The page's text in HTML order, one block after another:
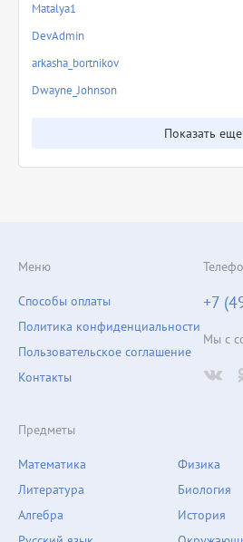
Matalya1
DevAdmin
arkasha_bortnikov
Dwayne_Johnson
Показать еще
Предметы
Математика
Литература
Алгебра
Физика
Биология
История
Меню
Способы оплаты
Политика конфиденциальности
Пользовательское соглашение
Контакты
+7
Мы с